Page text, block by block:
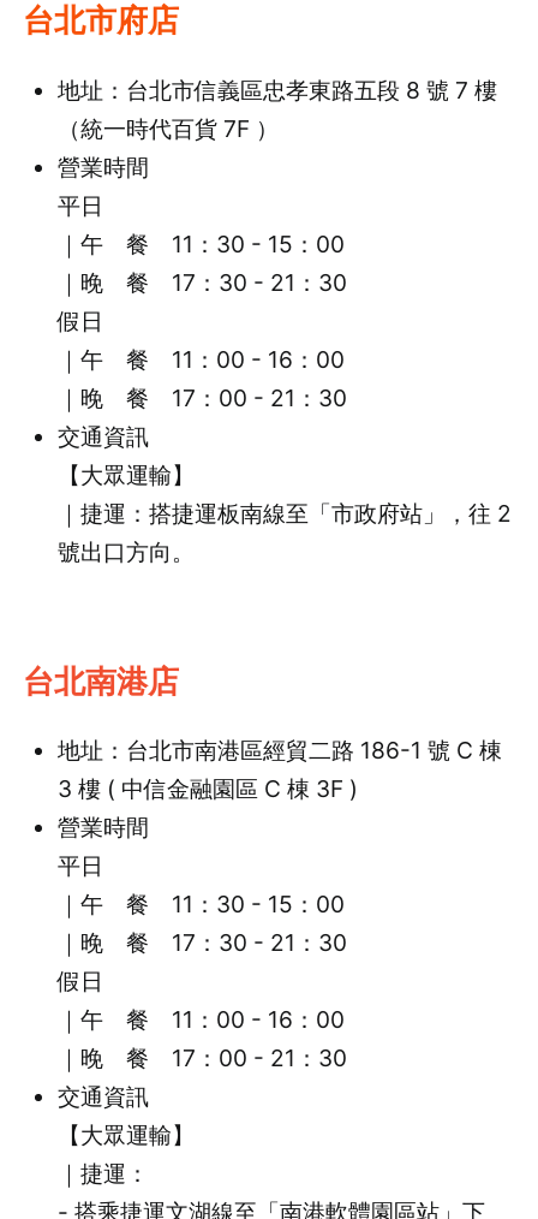
台北市府店
地址：台北市信義區忠孝東路五段 8 號 7 樓
（統一時代百貨 7F ）
營業時間
平日
｜午 餐 11：30 - 15：00
｜晚 餐 17：30 - 21：30
假日
｜午 餐 11：00 - 16：00
｜晚 餐 17：00 - 21：30
交通資訊
【大眾運輸】
｜捷運：搭捷運板南線至「市政府站」，往 2
號出口方向。
台北南港店
地址：台北市南港區經貿二路 186-1 號 C 棟
3 樓 ( 中信金融園區 C 棟 3F )
營業時間
平日
｜午 餐 11：30 - 15：00
｜晚 餐 17：30 - 21：30
假日
｜午 餐 11：00 - 16：00
｜晚 餐 17：00 - 21：30
交通資訊
【大眾運輸】
｜捷運：
- 搭乘捷運文湖線至「南港軟體園區站」下